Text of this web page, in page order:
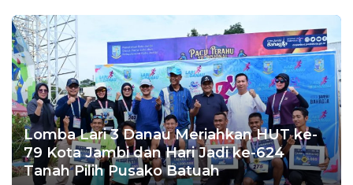
Lomba Lari 3 Danau Meriahkan HUT ke-
79 Kota Jambi dan Hari Jadi ke-624
Tanah Pilih Pusako Batuah